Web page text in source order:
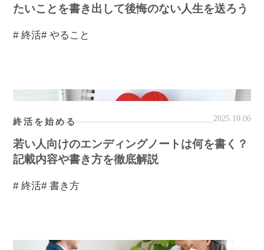
たいことを書き出して後悔のない人生を送ろう
# 終活# やること
終活を始める 2025.10.06
若い人向けのエンディングノートは何を書く？
記載内容や書き方を徹底解説
# 終活# 書き方